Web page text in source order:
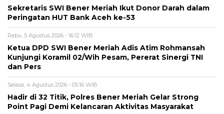
Sekretaris SWI Bener Meriah Ikut Donor Darah dalam
Peringatan HUT Bank Aceh ke-53
Rabu, 5 Agustus 2026 - 16:12 WIB
Ketua DPD SWI Bener Meriah Adis Atim Rohmansah
Kunjungi Koramil 02/Wih Pesam, Pererat Sinergi TNI
dan Pers
Selasa, 4 Agustus 2026 - 05:16 WIB
Hadir di 32 Titik, Polres Bener Meriah Gelar Strong
Point Pagi Demi Kelancaran Aktivitas Masyarakat